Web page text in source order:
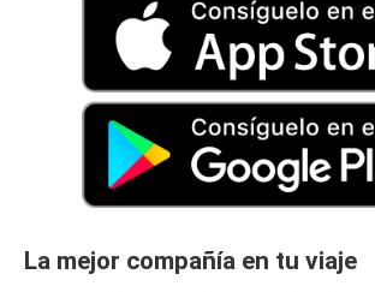
La mejor compañía en tu viaje